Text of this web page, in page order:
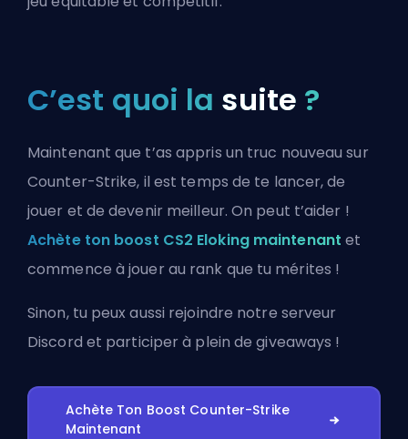
C’est quoi la suite ?
Maintenant que t’as appris un truc nouveau sur
Counter-Strike, il est temps de te lancer, de
jouer et de devenir meilleur. On peut t’aider !
Achète ton boost CS2 Eloking maintenant et
commence à jouer au rank que tu mérites !
Sinon, tu peux aussi rejoindre notre serveur
Discord et participer à plein de giveaways !
Achète Ton Boost Counter-Strike
Maintenant